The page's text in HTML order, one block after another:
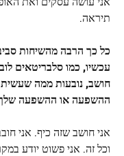
תיראה.
כל כך הרבה מהשיחות
עכשיו, כמו סלבריטאים
חושב, נובעות ממה
ההשפעה או ההשפעה שלך
אני חושב שזה כיף. אני
וכל זה. אני פשוט יודע